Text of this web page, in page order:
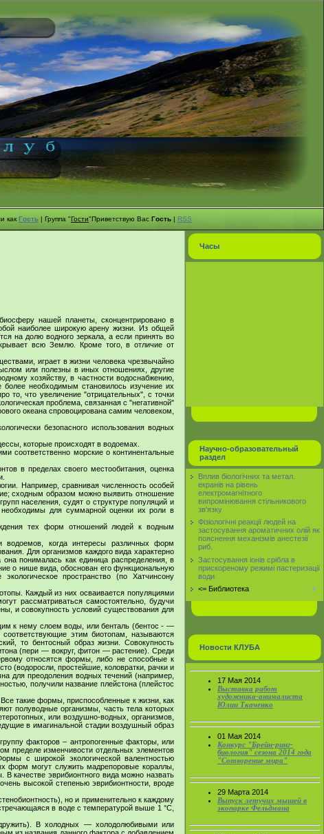
как Гость | Группа "Гости"Приветствую Вас Гость | RSS
нашей планеты, сконцентрировано в
наиболее широкую арену жизни. Из общей
на долю водного зеркала, а если принять во
всю Землю. Кроме того, в отличие от
играет в жизни человека чрезвычайно
или полезны в иных отношениях, другие
хозяйству, в частности водоснабжению,
необходимым становилось изучение их
то, что увеличение "отрицательных", с точки
проблема, связанная с "негативной"
океана спровоцирована самим человеком,
безопасного использования водных
которые происходят в водоемах.
соответственно морские о континентальные
в пределах своего местообитания, оценка
Например, сравнивая численность особей
сходным образом можно выявить отношение
населения, судят о структуре популяций и
необходимы для суммарной оценки их роли в
тех форм отношений людей к водным
водоемов, когда интересы различных форм
Для организмов каждого вида характерно
понималась как единица распределения, в
о нише вида, обоснован его функциональную
пространство (по Хатчинсону
Каждый из них осваивается популяциями
рассматриваться самостоятельно, будучи
и совокупность условий существования для
к нему слоем воды, или бенталь (бентос - —
этим биотопам, называются
то бентосный образ жизни. Совокупность
(пери — вокруг, фитон — растение). Среди
относятся формы, либо не способные к
(водоросли, простейшие, коловратки, рачки и
для преодоления водных течений (например,
получили название плейстона (плейстос
такие формы, приспособленные к жизни, как
полуводные организмы, часть тела которых
или воздушно-водных, организмов,
в имагинальной стадии воздушный образ
факторов – антропогенные факторы, или
пределе изменчивости отдельных элементов
с широкой экологической валентностью
форм могут служить мадрепоровые кораллы,
качестве эврибионтного вида можно назвать
высокой степенью эврибионтности, вроде
но и применительно к каждому
в воде с температурой выше 1 °С,
В холодных — холодолюбивыми или
Часы
Научно-образовательный
раздел
Вплив біологічних та метал.
екранів на рівень
електромагнітного
випромінювання стільникового
зв'язку
Фізіологічні реакції людей на
застосування ароматичних олій як
пояснення механізмів анестезії
риб.
Застосування іонів срібла в
прискореному режимі пастеризації
води
<= Библиотека
Новости КЛУБА
17 Мая 2014
Выставка работ
художника-анималиста
Юлии Ткаченко
01 Мая 2014
Конкурс "Брейн-ринг-
биология" сезона 2014 года
"Сотворение мира"
29 Марта 2014
Выпуск летучих мышей в
экопарке Фельдмана